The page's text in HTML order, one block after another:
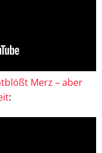
Merz – aber
: